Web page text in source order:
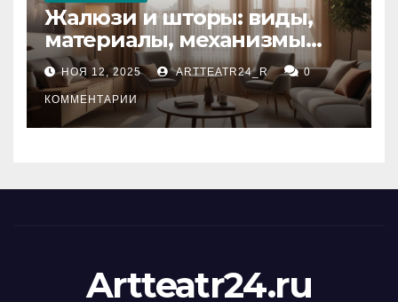
Жалюзи и шторы: виды,
материалы, механизмы
управления и уход
НОЯ 12, 2025 ARTTEATR24_R 0
КОММЕНТАРИИ
Artteatr24.ru